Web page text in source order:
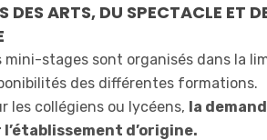
DES ARTS, DU SPECTACLE ET
mini-stages sont organisés dans la
des différentes formations.
les collégiens ou lycéens, la
l’établissement d’origine.